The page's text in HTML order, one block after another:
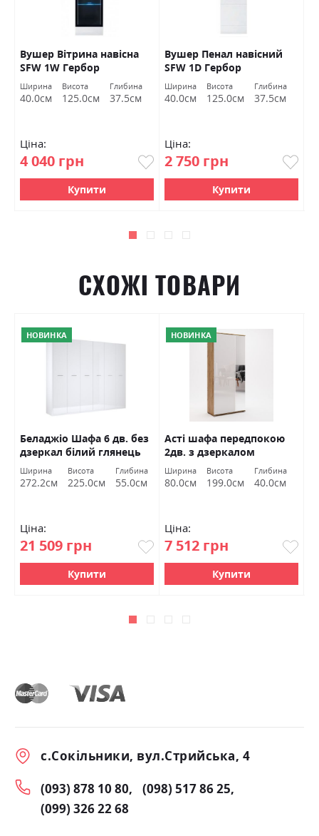
Вушер Вітрина навісна
SFW 1W Гербор
Ширина
40.0см
Висота
125.0см
Глибина
37.5см
Ціна:
4 040 грн
Купити
Вушер Пенал навісний
SFW 1D Гербор
Ширина
40.0см
Висота
125.0см
Глибина
37.5см
Ціна:
2 750 грн
Купити
СХОЖІ ТОВАРИ
НОВИНКА
Беладжіо Шафа 6 дв. без
дзеркал білий глянець
Міромарк
Ширина
272.2см
Висота
225.0см
Глибина
55.0см
Ціна:
21 509 грн
Купити
НОВИНКА
Асті шафа передпокою
2дв. з дзеркалом
Міромарк
Ширина
80.0см
Висота
199.0см
Глибина
40.0см
Ціна:
7 512 грн
Купити
с.Сокільники, вул.Стрийська, 4
(093) 878 10 80
(098) 517 86 25
(099) 326 22 68